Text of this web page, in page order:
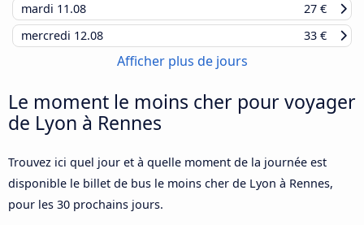
mardi 11.08
27 €
mercredi 12.08 33 €
Afficher plus de jours
Le moment le moins cher pour voyager
de Lyon à Rennes
Trouvez ici quel jour et à quelle moment de la journée est
disponible le billet de bus le moins cher de Lyon à Rennes,
pour les 30 prochains jours.